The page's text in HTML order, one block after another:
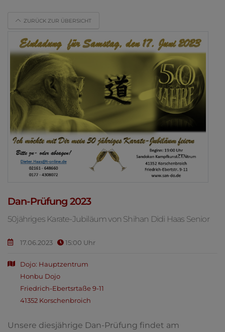
ZURÜCK ZUR ÜBERSICHT
Dan-Prüfung 2023
50jähriges Karate-Jubiläum von Shihan Didi Haas Senior
17.06.2023 15:00 Uhr
Dojo: Hauptzentrum
Honbu Dojo
Friedrich-Ebertsrtaße 9-11
41352 Korschenbroich
Unsere diesjährige Dan-Prüfung findet am